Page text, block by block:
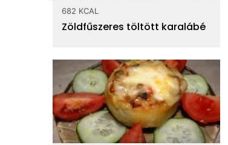
682 KCAL
Zöldfűszeres töltött karalábé